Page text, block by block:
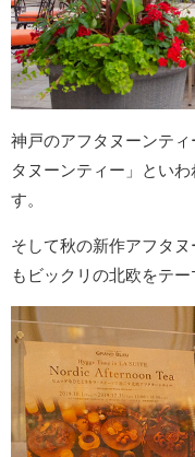
神戸のアフタヌーンテ
タヌーンティー」とい
す。
そして秋の新作アフタ
もビックリの北欧をテー